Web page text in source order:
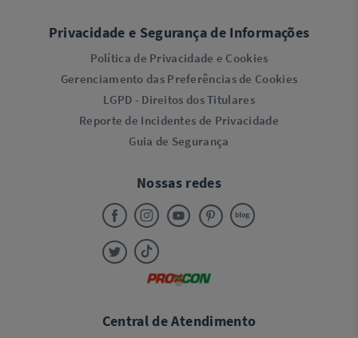
Privacidade e Segurança de Informações
Política de Privacidade e Cookies
Gerenciamento das Preferências de Cookies
LGPD - Direitos dos Titulares
Reporte de Incidentes de Privacidade
Guia de Segurança
Nossas redes
Central de Atendimento